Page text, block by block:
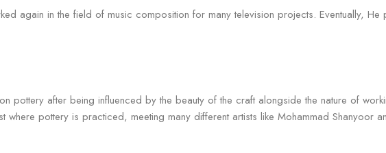
again in the field of music composition for many television projects. Eventually,
pottery after being influenced by the beauty of the craft alongside the nature of
where pottery is practiced, meeting many different artists like Mohammad Shanyoor